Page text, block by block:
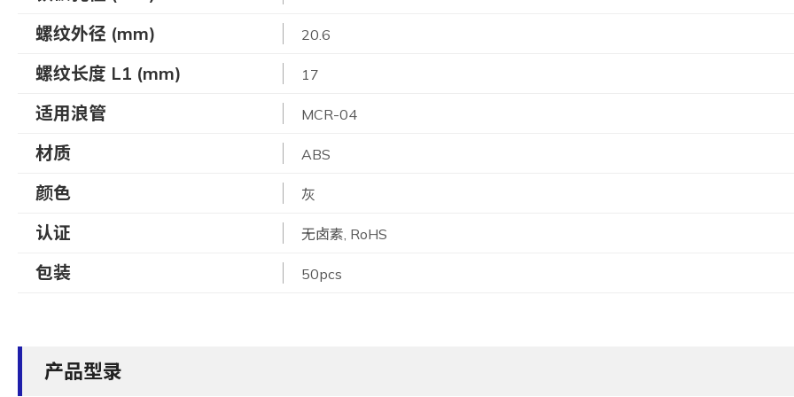
螺纹外径 (mm) 20.6
螺纹长度 L1 (mm) 17
适用浪管 MCR-04
材质 ABS
颜色 灰
认证 无卤素, RoHS
包装 50pcs
产品型录